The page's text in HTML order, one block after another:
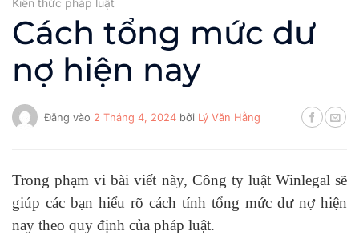
Kiến thức pháp luật
Cách tổng mức dư
nợ hiện nay
Đăng vào 2 Tháng 4, 2024 bởi Lý Văn Hằng
Trong phạm vi bài viết này, Công ty luật Winlegal sẽ
giúp các bạn hiểu rõ cách tính tổng mức dư nợ hiện
nay theo quy định của pháp luật.